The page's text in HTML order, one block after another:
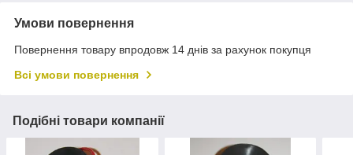
Умови повернення
Повернення товару впродовж 14 днів за рахунок покупця
Всі умови повернення
Подібні товари компанії